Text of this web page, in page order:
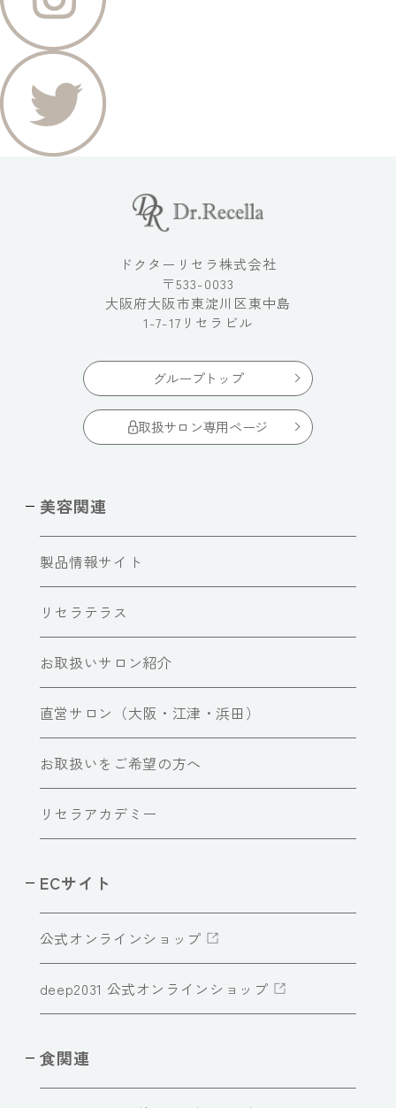
ドクターリセラ株式会社
〒533-0033
大阪府大阪市東淀川区東中島
1-7-17リセラビル
グループトップ
取扱サロン専用ページ
美容関連
製品情報サイト
リセラテラス
お取扱いサロン紹介
直営サロン（大阪・江津・浜田）
お取扱いをご希望の方へ
リセラアカデミー
ECサイト
公式オンラインショップ
deep2031 公式オンラインショップ
食関連